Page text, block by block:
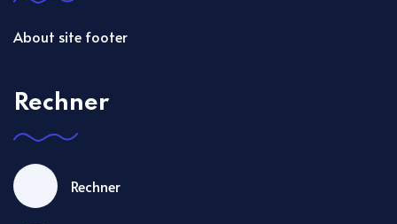
About site footer
Rechner
Rechner